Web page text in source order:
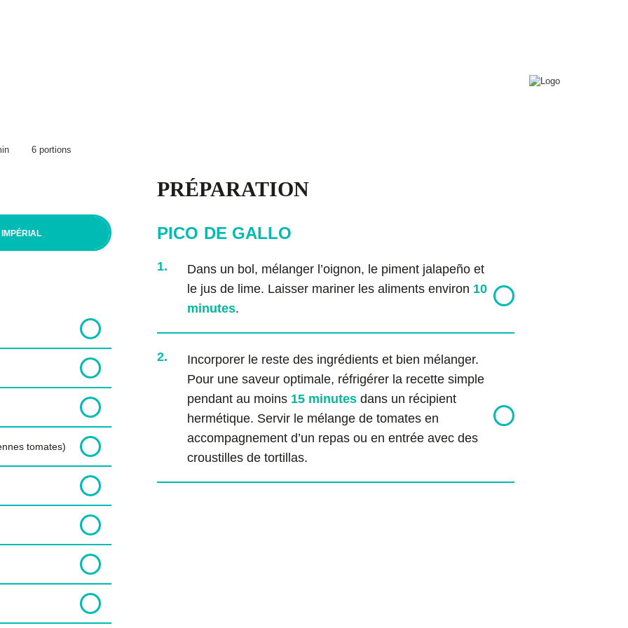
6 portions
IMPÉRIAL
tomates)
PRÉPARATION
PICO DE GALLO
1.
Dans un bol, mélanger l’oignon, le piment jalapeño et
le jus de lime. Laisser mariner les aliments environ 10
minutes.
2.
Incorporer le reste des ingrédients et bien mélanger.
Pour une saveur optimale, réfrigérer la recette simple
pendant au moins 15 minutes dans un récipient
hermétique. Servir le mélange de tomates en
accompagnement d’un repas ou en entrée avec des
croustilles de tortillas.
d’utilisation